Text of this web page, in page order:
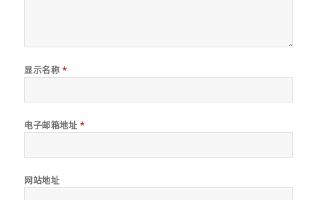
显示名称 *
电子邮箱地址 *
网站地址